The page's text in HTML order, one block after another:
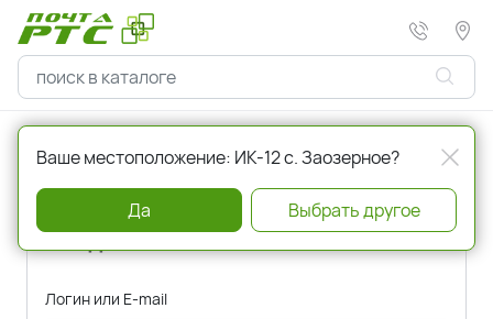
Главная Авторизация
Вход
Логин или E-mail
Ваше местоположение: ИК-12 с. Заозерное?
Да Выбрать другое